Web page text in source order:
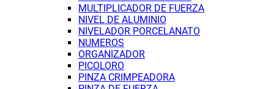
MULTIPLICADOR DE FUERZA
NIVEL DE ALUMINIO
NIVELADOR PORCELANATO
NUMEROS
ORGANIZADOR
PICOLORO
PINZA CRIMPEADORA